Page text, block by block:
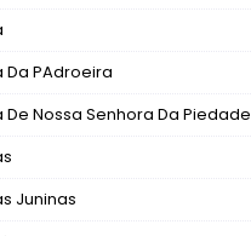
Da PAdroeira
De Nossa Senhora Da Piedade
Juninas